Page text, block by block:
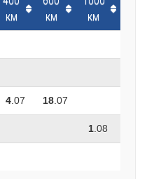
км
км
км
4 .07 18 .07
1.08